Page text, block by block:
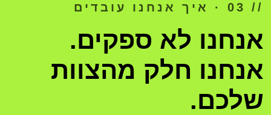
// 03 · איך אנחנו עובדים
אנחנו לא ספקים.
אנחנו חלק מהצוות
שלכם.